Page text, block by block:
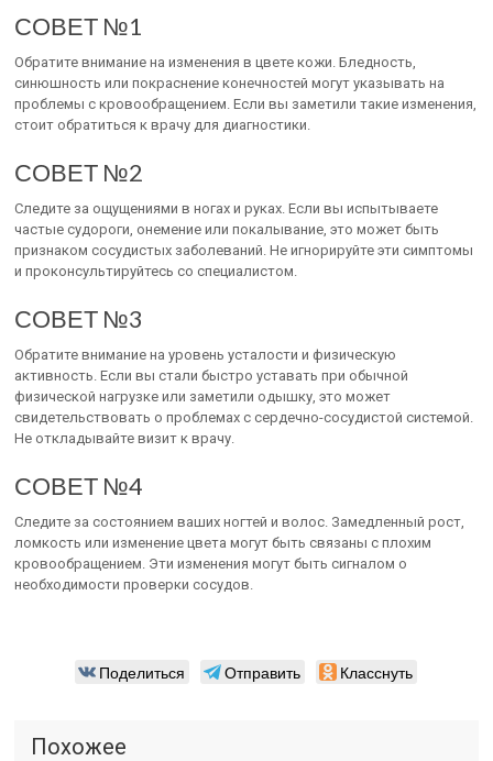
СОВЕТ №1
Обратите внимание на изменения в цвете кожи. Бледность,
синюшность или покраснение конечностей могут указывать на
проблемы с кровообращением. Если вы заметили такие изменения,
стоит обратиться к врачу для диагностики.
СОВЕТ №2
Следите за ощущениями в ногах и руках. Если вы испытываете
частые судороги, онемение или покалывание, это может быть
признаком сосудистых заболеваний. Не игнорируйте эти симптомы
и проконсультируйтесь со специалистом.
СОВЕТ №3
Обратите внимание на уровень усталости и физическую
активность. Если вы стали быстро уставать при обычной
физической нагрузке или заметили одышку, это может
свидетельствовать о проблемах с сердечно-сосудистой системой.
Не откладывайте визит к врачу.
СОВЕТ №4
Следите за состоянием ваших ногтей и волос. Замедленный рост,
ломкость или изменение цвета могут быть связаны с плохим
кровообращением. Эти изменения могут быть сигналом о
необходимости проверки сосудов.
Поделиться Отправить Класснуть
Похожее